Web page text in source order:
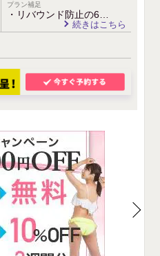
プラン補足
・リバウンド防止の6…
続きはこちら